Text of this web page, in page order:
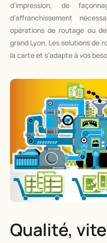
d’impression, de
d’affranchissement
opérations de routage ou
grand Lyon. Les solutions de
la carte et s’adapte à vos
Qualité,